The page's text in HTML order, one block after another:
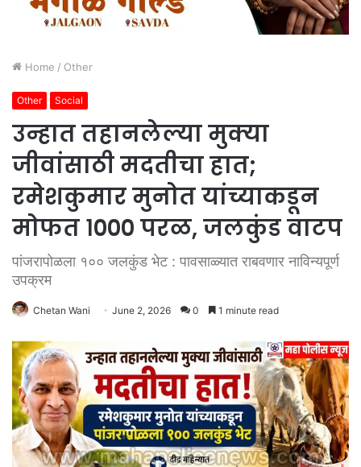
Home / Other
Other Social
उन्हात तहानलेल्या मुक्या
जीवांसाठी मदतीचा हात;
रमेशकुमार मुनोत यांच्याकडून
मोफत १००० परळ, जलकुंड वाटप
पांजरापोळला १०० जलकुंड भेट : पावसाळ्यात राबवणार नाविन्यपूर्ण
उपक्रम
Chetan Wani June 2, 2026 0 1 minute read